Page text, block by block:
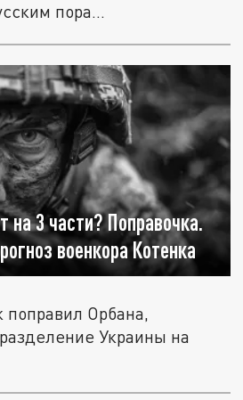
пора...
на 3 части? Поправочка.
военкора Котенка
поправил Орбана,
Украины на